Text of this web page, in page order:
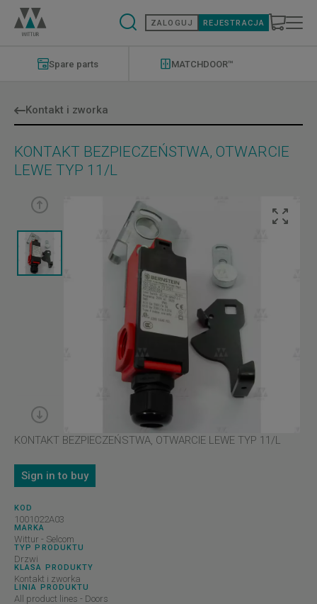
Przejdź
treści
ZALOGUJ REJESTRACJA
Spare parts MATCHDOOR™
Kontakt i zworka
KONTAKT BEZPIECZEŃSTWA, OTWARCIE
LEWE TYP 11/L
KONTAKT BEZPIECZEŃSTWA, OTWARCIE LEWE TYP 11/L
Sign in to buy
KOD
1001022A03
MARKA
Wittur - Selcom
TYP PRODUKTU
Drzwi
KLASA PRODUKTY
Kontakt i zworka
LINIA PRODUKTU
All product lines - Doors